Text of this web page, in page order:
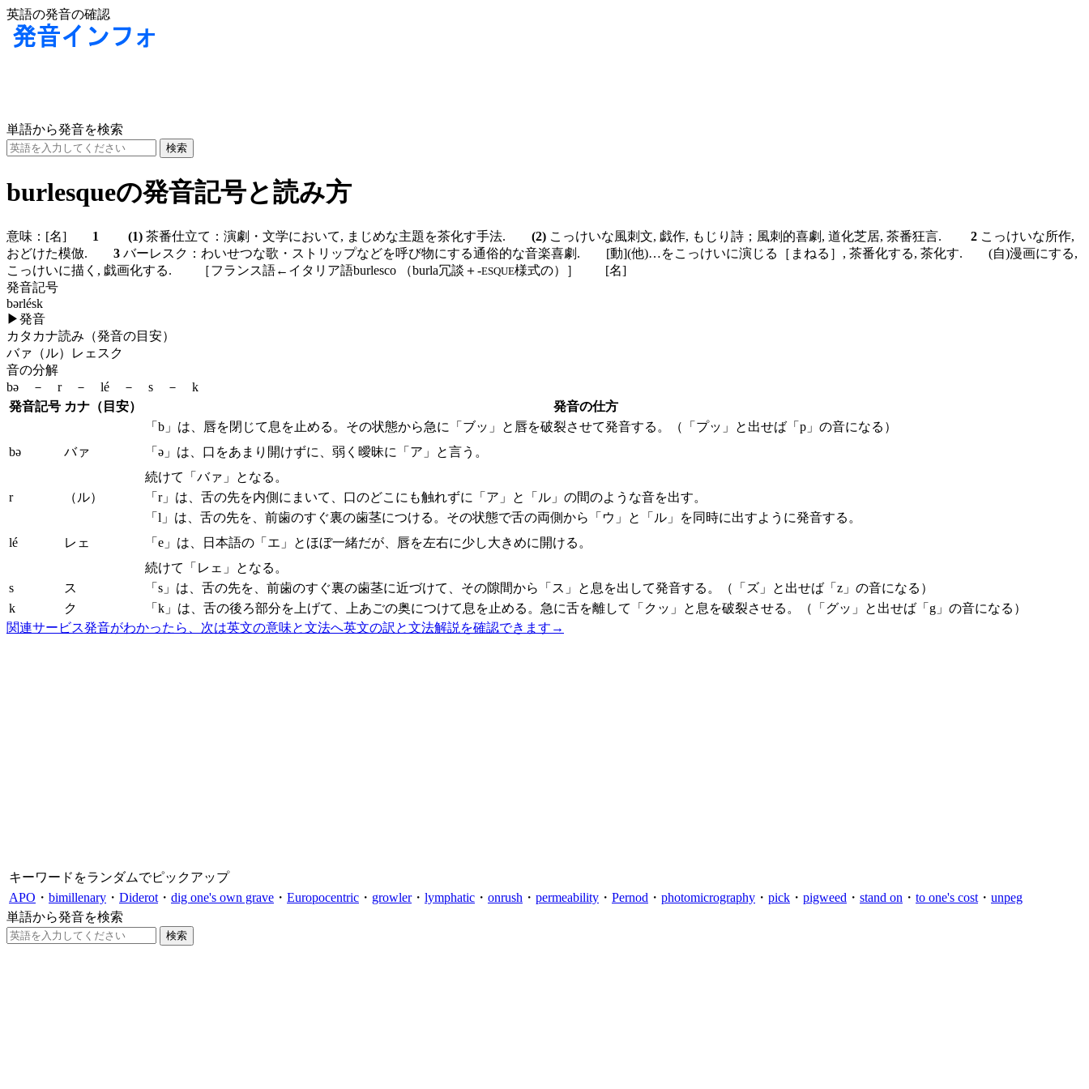
英語の発音の確認
単語から発音を検索
burlesqueの発音記号と読み方
意味： [名] 1 (1) 茶番仕立て：演劇・文学において, まじめな主題を茶化す手法. (2) こっけいな風刺文, 戯作, もじり詩；風刺的喜劇, 道化芝居, 茶番狂言. 2 こっけいな所作,
おどけた模倣. 3 バーレスク：わいせつな歌・ストリップなどを呼び物にする通俗的な音楽喜劇. [動](他)…をこっけいに演じる［まねる］, 茶番化する, 茶化す. (自)漫画にする,
こっけいに描く, 戯画化する. ［フランス語←イタリア語burlesco （burla冗談＋-ESQUE様式の）］ [名]
発音記号
bərlésk
▶発音
カタカナ読み（発音の目安）
バァ（ル）レェスク
音の分解
bə － r － lé － s － k
発音記号 カナ（目安） 発音の仕方
bə バァ
「b」は、唇を閉じて息を止める。その状態から急に「ブッ」と唇を破裂させて発音する。（「プッ」と出せば「p」の音になる）
「ə」は、口をあまり開けずに、弱く曖昧に「ア」と言う。
続けて「バァ」となる。
r
（ル） 「r」は、舌の先を内側にまいて、口のどこにも触れずに「ア」と「ル」の間のような音を出す。
lé レェ
「l」は、舌の先を、前歯のすぐ裏の歯茎につける。その状態で舌の両側から「ウ」と「ル」を同時に出すように発音する。
「e」は、日本語の「エ」とほぼ一緒だが、唇を左右に少し大きめに開ける。
続けて「レェ」となる。
s
ス
「s」は、舌の先を、前歯のすぐ裏の歯茎に近づけて、その隙間から「ス」と息を出して発音する。（「ズ」と出せば「z」の音になる）
k
ク
「k」は、舌の後ろ部分を上げて、上あごの奥につけて息を止める。急に舌を離して「クッ」と息を破裂させる。（「グッ」と出せば「g」の音になる）
関連サービス発音がわかったら、次は英文の意味と文法へ英文の訳と文法解説を確認できます →
キーワードをランダムでピックアップ
APO ・ bimillenary ・ Diderot ・ dig one's own grave ・ Europocentric ・ growler・ lymphatic ・ onrush ・ permeability ・ Pernod ・ photomicrography ・ pick ・ pigweed ・ stand on ・ to one's cost ・ unpeg
単語から発音を検索